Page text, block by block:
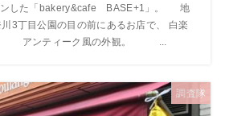
した「bakery&cafe BASE+1」。 地
丁目公園の目の前にあるお店で、 白楽
。 アンティーク風の外観。 ...
調査隊